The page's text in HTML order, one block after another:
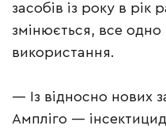
засобів із року в рік
змінюється, все
використання.
— Із відносно нових
Ампліго —